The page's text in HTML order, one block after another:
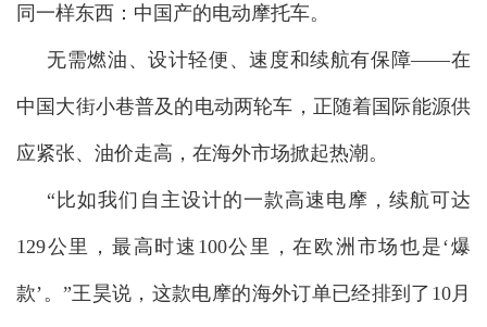
同一样东西：中国产的电动摩托车。
无需燃油、设计轻便、速度和续航有保障——在
中国大街小巷普及的电动两轮车，正随着国际能源供
应紧张、油价走高，在海外市场掀起热潮。
“比如我们自主设计的一款高速电摩，续航可达
129公里，最高时速100公里，在欧洲市场也是‘爆
款’。”王昊说，这款电摩的海外订单已经排到了10月